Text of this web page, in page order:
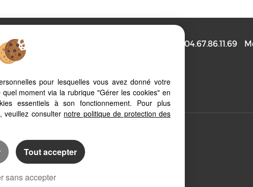
34160 04.67.86.11.69
comfort, from your PC, tablet or smartphone, our
types of screens
pour lesquelles vous avez donné votre
moment via la rubrique "Gérer les cookies" en
essentiels à son fonctionnement. Pour plus
veuillez consulter notre politique de protection des
Tout accepter
sans accepter